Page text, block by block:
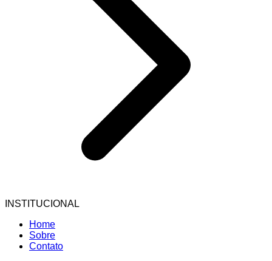
INSTITUCIONAL
Home
Sobre
Contato